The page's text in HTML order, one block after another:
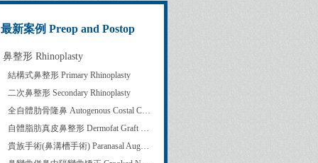
最新案例 Preop and Postop
鼻整形 Rhinoplasty
結構式鼻整形 Primary Rhinoplasty
二次鼻整形 Secondary Rhinoplasty
全自體肋骨隆鼻 Autogenous Costal Cartilage Rhinoplasty
自體脂肪真皮鼻整形 Dermofat Graft Rhinoplasty
貴族手術(鼻溝槽手術) Paranasal Augmentation